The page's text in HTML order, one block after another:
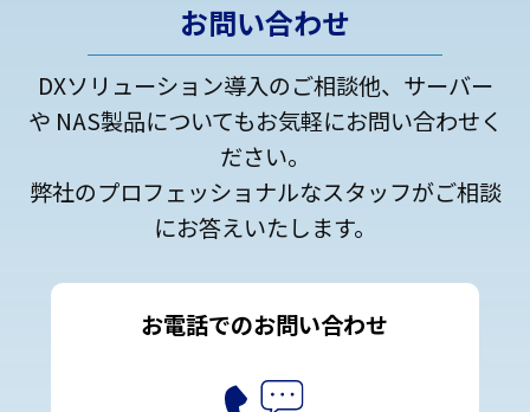
ー
ジ
送
お問い合わせ
DXソリューション導入のご相談他、サーバー
や NAS製品についてもお気軽にお問い合わせく
ださい。
弊社のプロフェッショナルなスタッフがご相談
にお答えいたします。
お電話でのお問い合わせ